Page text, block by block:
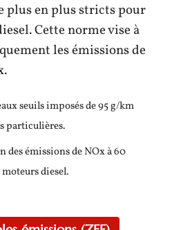
plus en plus stricts pour
Cette norme vise à
les émissions de
seuils imposés de 95 g/km
particulières.
des émissions de NOx à 60
diesel.